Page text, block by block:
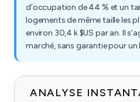
d’occupation de 44 % et un
logements de même taille les
environ 30,4 k $US par an. Il
marché, sans garantie pour un
ANALYSE